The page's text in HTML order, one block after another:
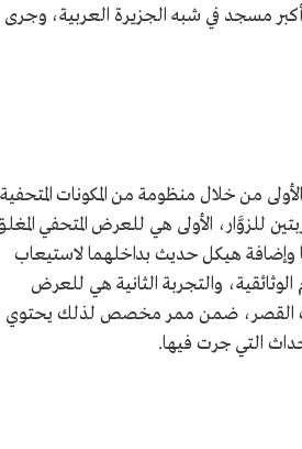
مسجد في شبه الجزيرة العربية، وجرى
من خلال منظومة من المكونات المتحفية
للزوَّار، الأولى هي للعرض المتحفي
هيكل حديث بداخلهما لاستيعاب
والتجربة الثانية هي للعرض
وحدات القصر، ضمن ممر مخصص لذلك يحتوي
التي جرت فيها.